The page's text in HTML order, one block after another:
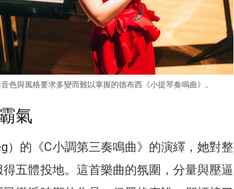
色與風格要求多變而難以掌握的德布西《小提琴奏鳴曲》。
氣
）的《C小調第三奏鳴曲》的演繹，她對整
五體投地。這首樂曲的氛圍，分量與壓逼